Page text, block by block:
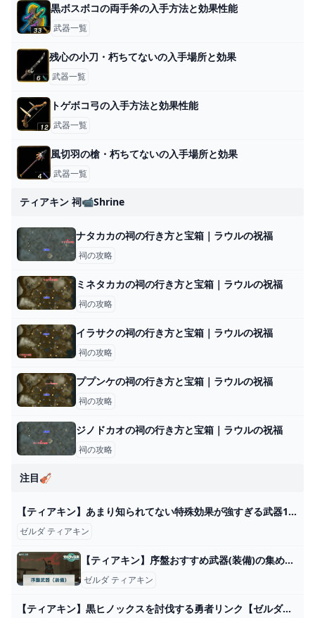
黒ボスボコの両手斧の入手方法と効果性能
武器一覧
残心の小刀・朽ちてないの入手場所と効果
武器一覧
トゲボコ弓の入手方法と効果性能
武器一覧
風切羽の槍・朽ちてないの入手場所と効果
武器一覧
ティアキン 祠📹shrine
ナタカカの祠の行き方と宝箱｜ラウルの祝福
祠の攻略
ミネタカカの祠の行き方と宝箱｜ラウルの祝福
祠の攻略
イラサクの祠の行き方と宝箱｜ラウルの祝福
祠の攻略
ププンケの祠の行き方と宝箱｜ラウルの祝福
祠の攻略
ジノドカオの祠の行き方と宝箱｜ラウルの祝福
祠の攻略
注目🎻
【ティアキン】あまり知られてない特殊効果が強すぎる武器10選【ゼルダの伝説ティアーズオブザキングダム/ティアキン】【ゆっくり解説】 - YouTube
ゼルダ ティアキン
【ティアキン】序盤おすすめ武器(装備)の集め方｜全回収ルートを掲載！【ゼルダの伝説ティアーズオブザキングダム】 - 神ゲー攻略
ゼルダ ティアキン
【ティアキン】黒ヒノックスを討伐する勇者リンク【ゼルダの伝説 ティアーズ オブ ザ キングダム】 - YouTube